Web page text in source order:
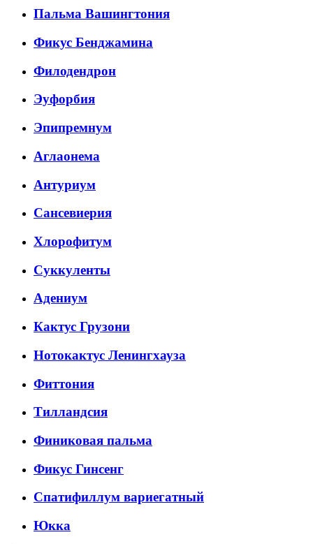
Пальма Вашингтония
Фикус Бенджамина
Филодендрон
Эуфорбия
Эпипремнум
Аглаонема
Антуриум
Сансевиерия
Хлорофитум
Суккуленты
Адениум
Кактус Грузони
Нотокактус Ленингхауза
Фиттония
Тилландсия
Финиковая пальма
Фикус Гинсенг
Спатифиллум вариегатный
Юкка